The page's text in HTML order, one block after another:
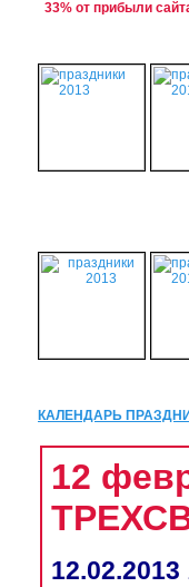
33% от прибыли
КАЛЕНДАРЬ
12
12.02.2013